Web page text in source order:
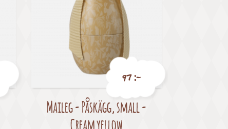
Pris
97 :-
Maileg - Påskägg, small -
Cream yellow